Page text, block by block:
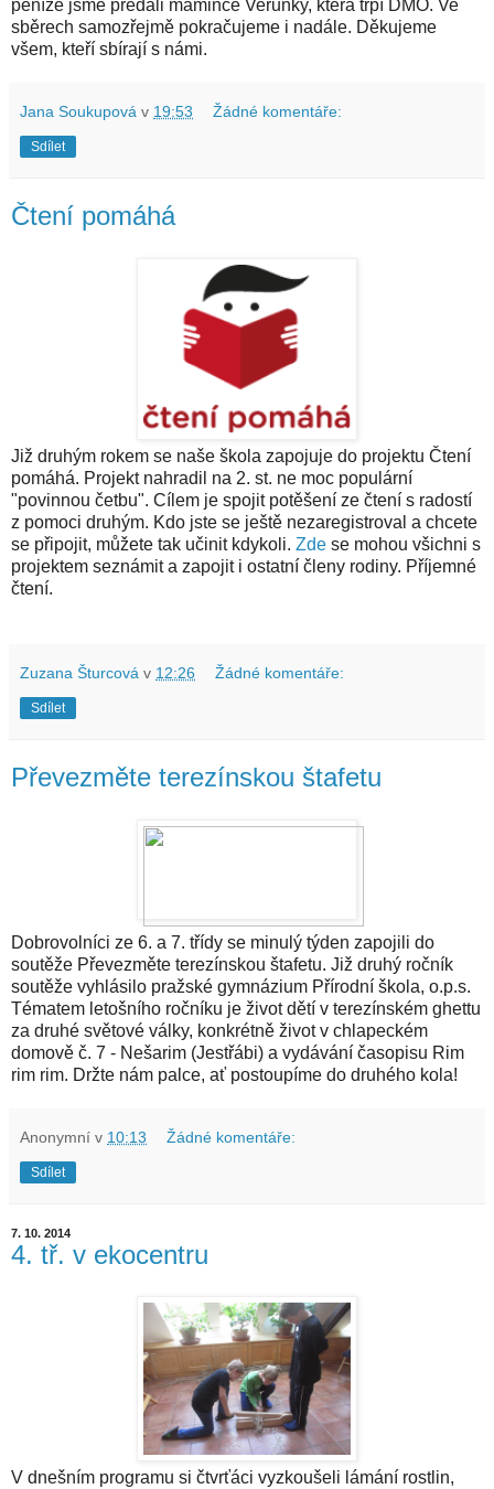
peníze jsme předali mamince Verunky, která trpí DMO. Ve
sběrech samozřejmě pokračujeme i nadále. Děkujeme
všem, kteří sbírají s námi.
Jana Soukupová v 19:53 Žádné komentáře:
Sdílet
Čtení pomáhá
Již druhým rokem se naše škola zapojuje do projektu Čtení
pomáhá. Projekt nahradil na 2. st. ne moc populární
"povinnou četbu". Cílem je spojit potěšení ze čtení s radostí
z pomoci druhým. Kdo jste se ještě nezaregistroval a chcete
se připojit, můžete tak učinit kdykoli. Zde se mohou všichni s
projektem seznámit a zapojit i ostatní členy rodiny. Příjemné
čtení.
Zuzana Šturcová v 12:26 Žádné komentáře:
Sdílet
Převezměte terezínskou štafetu
Dobrovolníci ze 6. a 7. třídy se minulý týden zapojili do
soutěže Převezměte terezínskou štafetu. Již druhý ročník
soutěže vyhlásilo pražské gymnázium Přírodní škola, o.p.s.
Tématem letošního ročníku je život dětí v terezínském ghettu
za druhé světové války, konkrétně život v chlapeckém
domově č. 7 - Nešarim (Jestřábi) a vydávání časopisu Rim
rim rim. Držte nám palce, ať postoupíme do druhého kola!
Anonymní v 10:13 Žádné komentáře:
Sdílet
7. 10. 2014
4. tř. v ekocentru
V dnešním programu si čtvrťáci vyzkoušeli lámání rostlin,